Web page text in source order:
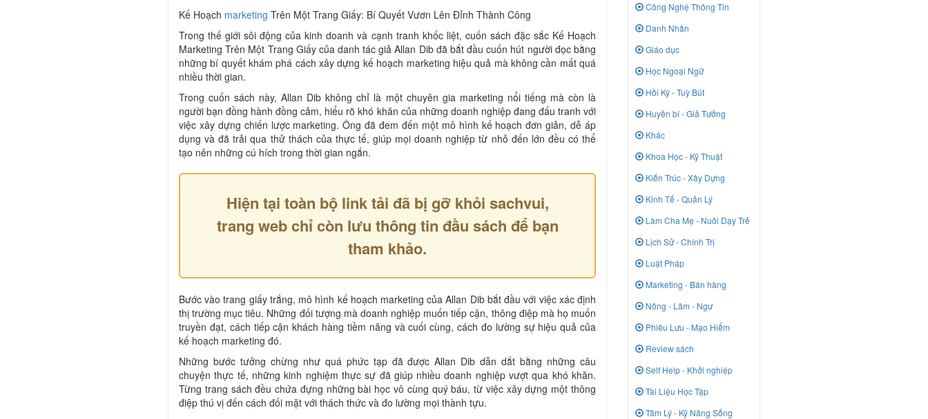
Kế Hoạch marketing Trên Một Trang Giấy: Bí Quyết Vươn Lên Đỉnh Thành Công
Trong thế giới sôi động của kinh doanh và cạnh tranh khốc liệt, cuốn sách đặc sắc Kế Hoạch
Marketing Trên Một Trang Giấy của danh tác giả Allan Dib đã bắt đầu cuốn hút người đọc bằng
những bí quyết khám phá cách xây dựng kế hoạch marketing hiệu quả mà không cần mất quá
nhiều thời gian.
Trong cuốn sách này, Allan Dib không chỉ là một chuyên gia marketing nổi tiếng mà còn là
người bạn đồng hành đồng cảm, hiểu rõ khó khăn của những doanh nghiệp đang đấu tranh với
việc xây dựng chiến lược marketing. Ông đã đem đến một mô hình kế hoạch đơn giản, dễ áp
dụng và đã trải qua thử thách của thực tế, giúp mọi doanh nghiệp từ nhỏ đến lớn đều có thể
tạo nên những cú hích trong thời gian ngắn.
Hiện tại toàn bộ link tải đã bị gỡ khỏi sachvui,
trang web chỉ còn lưu thông tin đầu sách để bạn
tham khảo.
Bước vào trang giấy trắng, mô hình kế hoạch marketing của Allan Dib bắt đầu với việc xác định
thị trường mục tiêu. Những đối tượng mà doanh nghiệp muốn tiếp cận, thông điệp mà họ muốn
truyền đạt, cách tiếp cận khách hàng tiềm năng và cuối cùng, cách đo lường sự hiệu quả của
kế hoạch marketing đó.
Những bước tưởng chừng như quá phức tạp đã được Allan Dib dẫn dắt bằng những câu
chuyện thực tế, những kinh nghiệm thực sự đã giúp nhiều doanh nghiệp vượt qua khó khăn.
Từng trang sách đều chứa đựng những bài học vô cùng quý báu, từ việc xây dựng một thông
điệp thú vị đến cách đối mặt với thách thức và đo lường mọi thành tựu.
Công Nghệ Thông Tin
Danh Nhân
Giáo dục
Học Ngoại Ngữ
Hồi Ký - Tuỳ Bút
Huyền bí - Giả Tưởng
Khác
Khoa Học - Kỹ Thuật
Kiến Trúc - Xây Dựng
Kinh Tế - Quản Lý
Làm Cha Mẹ - Nuôi Dạy Trẻ
Lịch Sử - Chính Trị
Luật Pháp
Marketing - Bán hàng
Nông - Lâm - Ngư
Phiêu Lưu - Mạo Hiểm
Review sách
Self Help - Khởi nghiệp
Tài Liệu Học Tập
Tâm Lý - Kỹ Năng Sống